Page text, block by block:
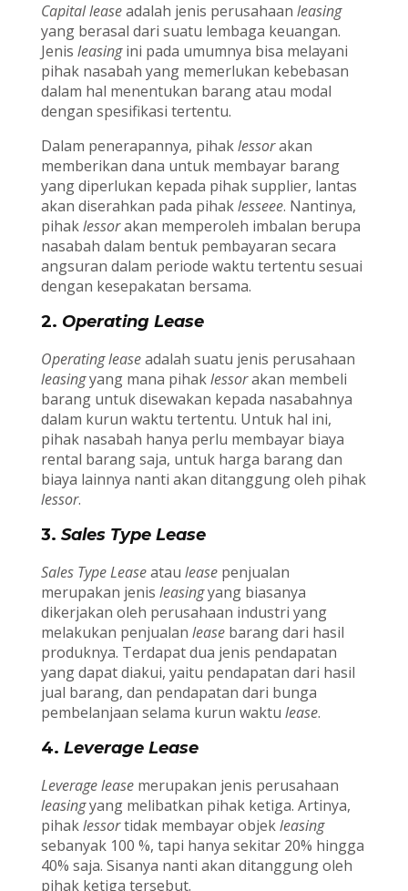
Capital leaseadalah jenis perusahaan leasing
yang berasal dari suatu lembaga keuangan.
Jenis leasingini pada umumnya bisa melayani
pihak nasabah yang memerlukan kebebasan
dalam hal menentukan barang atau modal
dengan spesifikasi tertentu.
Dalam penerapannya, pihaklessorakan
memberikan dana untuk membayar barang
yang diperlukan kepada pihak supplier, lantas
akan diserahkan pada pihaklesseee. Nantinya,
pihaklessorakan memperoleh imbalan berupa
nasabah dalam bentuk pembayaran secara
angsuran dalam periode waktu tertentu sesuai
dengan kesepakatan bersama.
2. Operating Lease
Operating leaseadalah suatu jenis perusahaan
leasingyang mana pihaklessorakan membeli
barang untuk disewakan kepada nasabahnya
dalam kurun waktu tertentu. Untuk hal ini,
pihak nasabah hanya perlu membayar biaya
rental barang saja, untuk harga barang dan
biaya lainnya nanti akan ditanggung oleh pihak
lessor.
3. Sales Type Lease
Sales Type Leaseatau leasepenjualan
merupakan jenis leasingyang biasanya
dikerjakan oleh perusahaan industri yang
melakukan penjualan leasebarang dari hasil
produknya. Terdapat dua jenis pendapatan
yang dapat diakui, yaitu pendapatan dari hasil
jual barang, dan pendapatan dari bunga
pembelanjaan selama kurun waktu lease.
4. Leverage Lease
Leverage leasemerupakan jenis perusahaan
leasingyang melibatkan pihak ketiga. Artinya,
pihaklessortidak membayar objekleasing
sebanyak 100 %, tapi hanya sekitar 20% hingga
40% saja. Sisanya nanti akan ditanggung oleh
pihak ketiga tersebut.